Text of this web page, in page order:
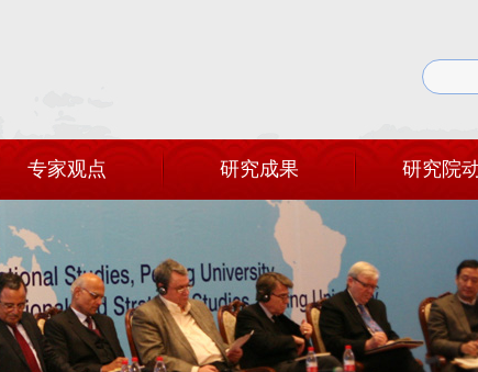
专家观点 研究成果 研究院